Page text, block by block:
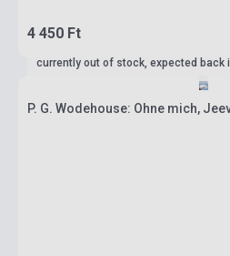
4 450 Ft
currently out of stock, expected back
P. G. Wodehouse: Ohne mich,